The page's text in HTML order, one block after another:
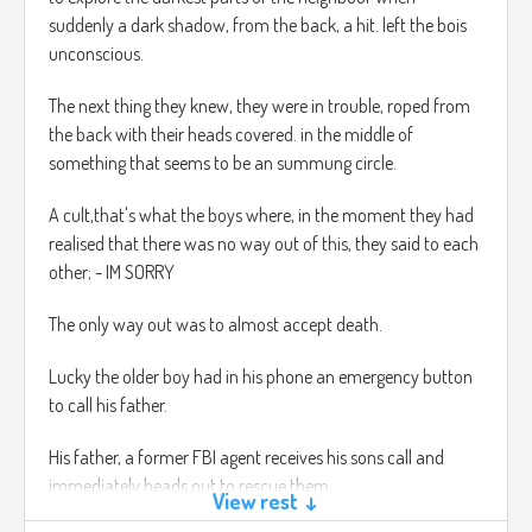
suddenly a dark shadow, from the back, a hit. left the bois
unconscious.
The next thing they knew, they were in trouble, roped from
the back with their heads covered. in the middle of
something that seems to be an summung circle.
A cult,that's what the boys where, in the moment they had
realised that there was no way out of this, they said to each
other; - IM SORRY
The only way out was to almost accept death.
Lucky the older boy had in his phone an emergency button
to call his father.
His father, a former FBI agent receives his sons call and
immediately heads out to rescue them.
View rest ↓